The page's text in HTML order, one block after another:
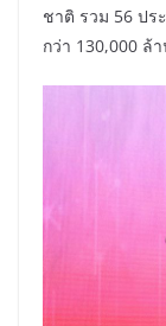
ชาติ รวม 56 ปร
กว่า 130,000 ล้